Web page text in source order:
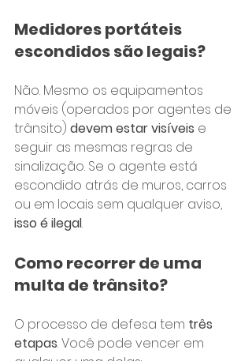
Medidores portáteis
escondidos são legais?
Não. Mesmo os equipamentos
móveis (operados por agentes de
trânsito) devem estar visíveis e
seguir as mesmas regras de
sinalização. Se o agente está
escondido atrás de muros, carros
ou em locais sem qualquer aviso,
isso é ilegal.
Como recorrer de uma
multa de trânsito?
O processo de defesa tem três
etapas. Você pode vencer em